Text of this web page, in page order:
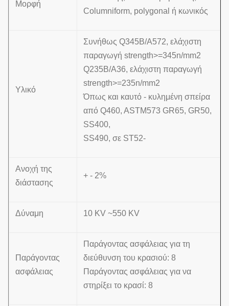
Μορφή
Columniform, polygonal ή κωνικός
Υλικό
Συνήθως Q345B/A572, ελάχιστη
παραγωγή strength>=345n/mm2
Q235B/A36, ελάχιστη παραγωγή
strength>=235n/mm2
Όπως και καυτό - κυλημένη σπείρα
από Q460, ASTM573 GR65, GR50,
SS400,
SS490, σε ST52-
Ανοχή της
διάστασης
+ - 2%
Δύναμη 10 KV ~550 KV
Παράγοντας
ασφάλειας
Παράγοντας ασφάλειας για τη
διεύθυνση του κρασιού: 8
Παράγοντας ασφάλειας για να
στηρίξει το κρασί: 8